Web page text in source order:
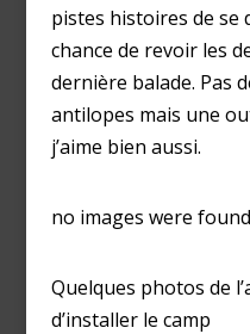
pistes histoires de
chance de revoir les
dernière balade. Pas
antilopes mais une
j’aime bien aussi.
no images were found
Quelques photos de
d’installer le camp